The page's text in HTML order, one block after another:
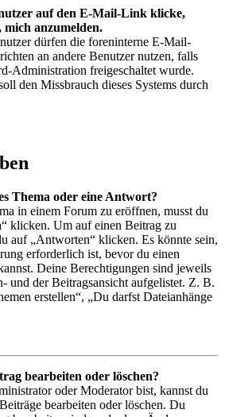
auf den E-Mail-Link klicke,
anzumelden.
dürfen die foreninterne E-Mail-
an andere Benutzer nutzen, falls
Administration freigeschaltet wurde.
den Missbrauch dieses Systems durch
Thema oder eine Antwort?
in einem Forum zu eröffnen, musst du
klicken. Um auf einen Beitrag zu
auf „Antworten“ klicken. Es könnte sein,
erforderlich ist, bevor du einen
Deine Berechtigungen sind jeweils
und der Beitragsansicht aufgelistet. Z. B.
erstellen“, „Du darfst Dateianhänge
bearbeiten oder löschen?
oder Moderator bist, kannst du
bearbeiten oder löschen. Du